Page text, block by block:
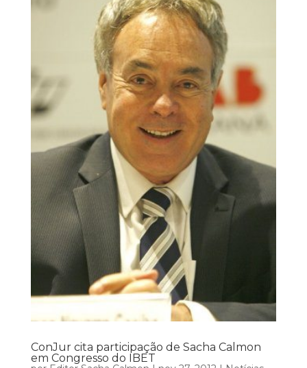
ConJur cita participação de Sacha Calmon
em Congresso do IBET